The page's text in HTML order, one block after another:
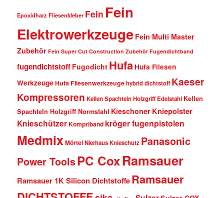
Epoxidharz Fliesenkleber Fein Fein
Elektrowerkzeuge Fein Multi Master
Zubehör Fein Super Cut Construction Zubehör Fugendichtband
fugendichtstoff Fugodicht Hufa Hufa Fliesen
WerkzeugeHufa Fliesenwerkzeugehybrid dichtstoff Kaeser
Kompressoren Kellen Spachteln Holzgriff Edelstahl Kellen
Spachteln Holzgriff Normstahl Kieschoner Kniepolster
KnieschützerKompriband kröger fugenpistolen
Medmix MörtelNierhaus Knieschutz Panasonic
Power ToolsPC CoxRamsauer
Ramsauer 1K Silicon DichtstoffeRamsauer